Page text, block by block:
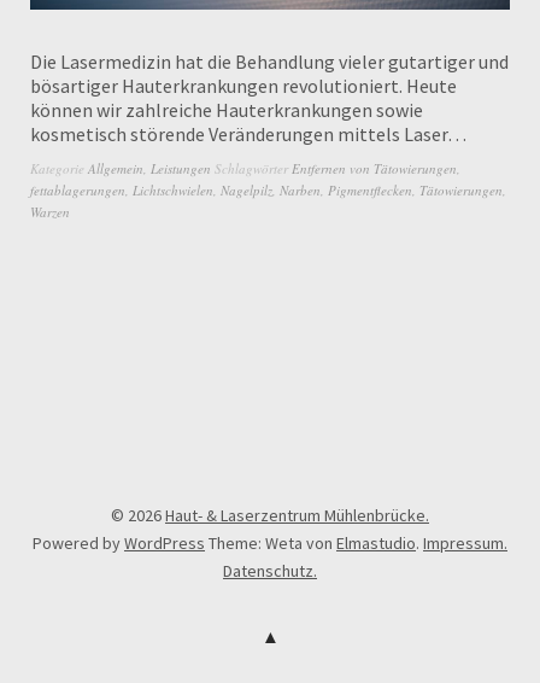
Die Lasermedizin hat die Behandlung vieler gutartiger und
bösartiger Hauterkrankungen revolutioniert. Heute
können wir zahlreiche Hauterkrankungen sowie
kosmetisch störende Veränderungen mittels Laser…
Kategorie Allgemein, Leistungen Schlagwörter Entfernen von Tätowierungen,
fettablagerungen, Lichtschwielen, Nagelpilz, Narben, Pigmentflecken, Tätowierungen,
Warzen
© 2026Haut- & Laserzentrum Mühlenbrücke.
Powered byWordPress Theme: Weta von Elmastudio. Impressum.
Datenschutz.